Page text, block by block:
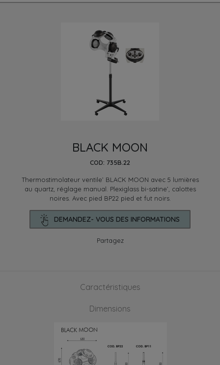
BLACK MOON
COD: 735B.22
Thermostimolateur ventile’ BLACK MOON avec 5 lumières
au quartz, réglage manual. Plexiglass bi-satine’, calottes
noires. Avec pied BP22 pied et fut noirs.
DEMANDEZ- VOUS DES INFORMATIONS
Partagez
Caractéristiques
Dimensions